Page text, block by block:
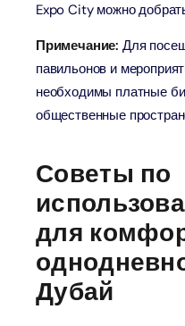
Expo City можно
Примечание: Для
павильонов и
необходимы платные
общественные
Советы по
для
Дубай